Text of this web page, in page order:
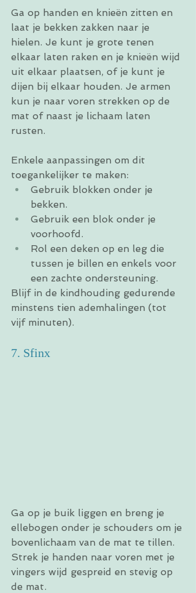
Ga op handen en knieën zitten en
laat je bekken zakken naar je
hielen. Je kunt je grote tenen
elkaar laten raken en je knieën wijd
uit elkaar plaatsen, of je kunt je
dijen bij elkaar houden. Je armen
kun je naar voren strekken op de
mat of naast je lichaam laten
rusten.
Enkele aanpassingen om dit
toegankelijker te maken:
Gebruik blokken onder je
bekken.
Gebruik een blok onder je
voorhoofd.
Rol een deken op en leg die
tussen je billen en enkels voor
een zachte ondersteuning.
Blijf in de kindhouding gedurende
minstens tien ademhalingen (tot
vijf minuten).
7. Sfinx
Ga op je buik liggen en breng je
ellebogen onder je schouders om je
bovenlichaam van de mat te tillen.
Strek je handen naar voren met je
vingers wijd gespreid en stevig op
de mat.